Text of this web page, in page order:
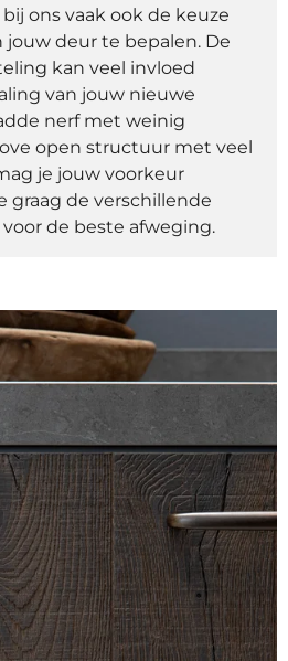
ons vaak ook de keuze
deur te bepalen. De
kan veel invloed
van jouw nieuwe
nerf met weinig
open structuur met veel
je jouw voorkeur
graag de verschillende
de beste afweging.